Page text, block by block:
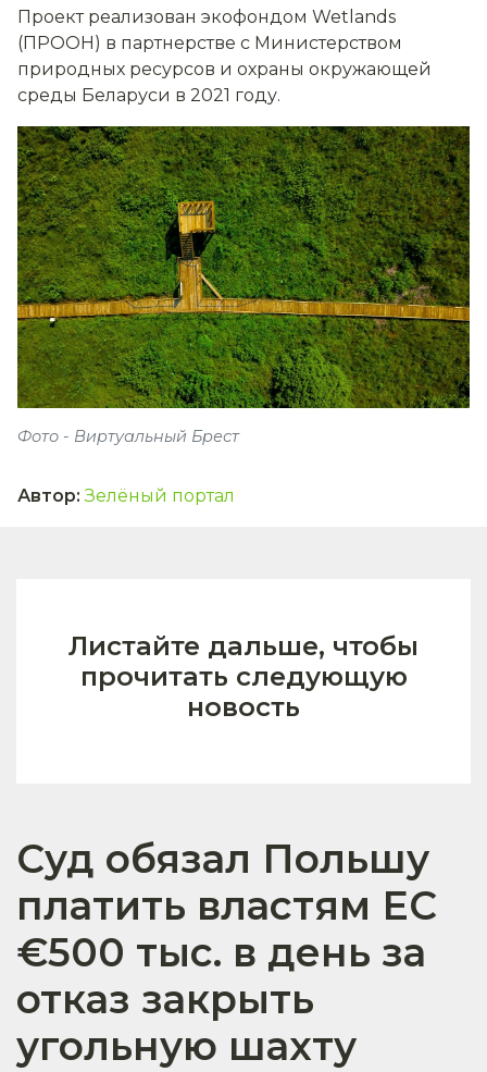
Проект реализован экофондом Wetlands
(ПРООН) в партнерстве с Министерством
природных ресурсов и охраны окружающей
среды Беларуси в 2021 году.
Фото - Виртуальный Брест
Автор: Зелёный портал
Листайте дальше, чтобы
прочитать следующую
новость
Суд обязал Польшу
платить властям ЕС
€500 тыс. в день за
отказ закрыть
угольную шахту